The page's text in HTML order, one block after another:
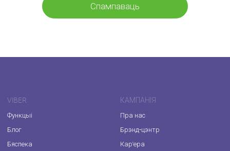
Спампаваць
VIBER
Функцыі
Блог
Бяспека
КАМПАНІЯ
Пра нас
Брэнд-цэнтр
Кар'ера